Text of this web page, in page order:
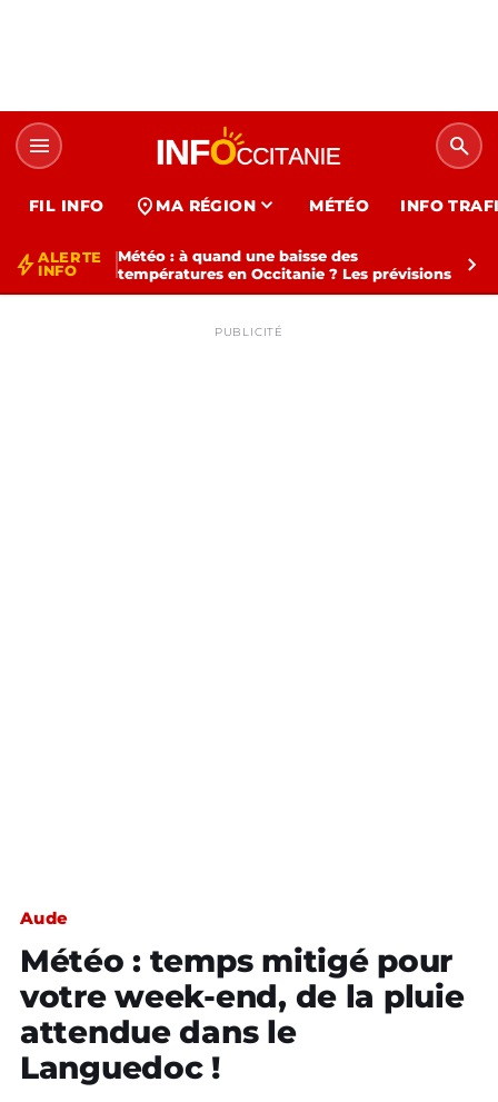
menu search
FIL INFO location_on MA RÉGION expand_more MÉTÉO INFO
bolt ALERTE
INFO
Météo : à quand une baisse des
températures en Occitanie ? Les prévisions
chevron_right
PUBLICITÉ
Aude
Météo : temps mitigé pour
votre week-end, de la pluie
attendue dans le
Languedoc !